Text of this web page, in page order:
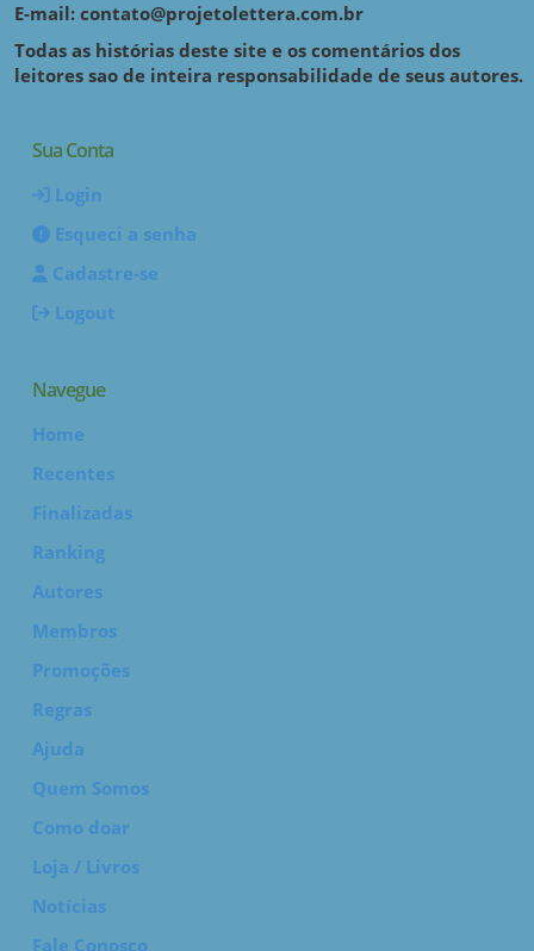
E-mail: contato@projetolettera.com.br
Todas as histórias deste site e os comentários dos
leitores sao de inteira responsabilidade de seus autores.
Sua Conta
Login
Esqueci a senha
Cadastre-se
Logout
Navegue
Home
Recentes
Finalizadas
Ranking
Autores
Membros
Promoções
Regras
Ajuda
Quem Somos
Como doar
Loja / Livros
Notícias
Fale Conosco